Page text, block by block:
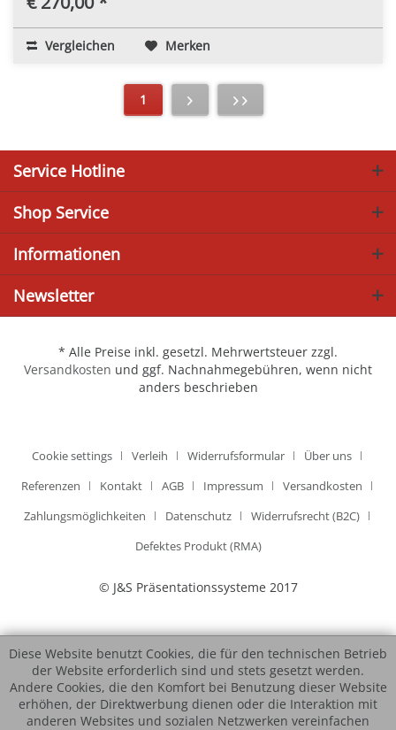
Vergleichen Merken
1
Service Hotline
Shop Service
Informationen
Newsletter
* Alle Preise inkl. gesetzl. Mehrwertsteuer zzgl.
Versandkosten und ggf. Nachnahmegebühren, wenn nicht
anders beschrieben
Cookie settings Verleih Widerrufsformular
Über uns
Referenzen
Kontakt AGB Impressum
Versandkosten
Zahlungsmöglichkeiten
Datenschutz
Widerrufsrecht (B2C)
Defektes Produkt (RMA)
© J&S Präsentationssysteme 2017
Diese Website benutzt Cookies, die für den technischen Betrieb
der Website erforderlich sind und stets gesetzt werden.
Andere Cookies, die den Komfort bei Benutzung dieser Website
erhöhen, der Direktwerbung dienen oder die Interaktion mit
anderen Websites und sozialen Netzwerken vereinfachen